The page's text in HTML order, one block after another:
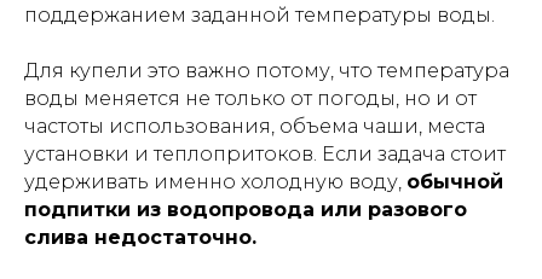
поддержанием заданной температуры воды.
Для купели это важно потому, что температура
воды меняется не только от погоды, но и от
частоты использования, объема чаши, места
установки и теплопритоков. Если задача стоит
удерживать именно холодную воду, обычной
подпитки из водопровода или разового
слива недостаточно.